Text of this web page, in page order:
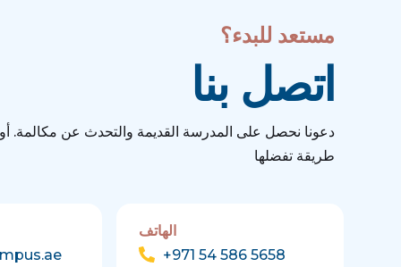
مستعد للبدء؟
اتصل بنا
دعونا نحصل على المدرسة القديمة والتحدث عن مكالمة.
طريقة تفضلها
الهاتف
+971 54 586 5658